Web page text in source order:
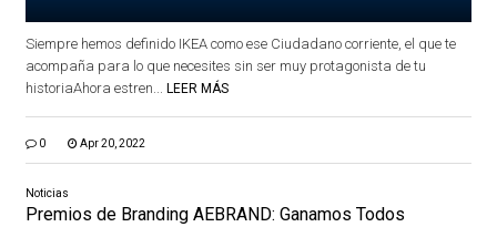
Siempre hemos definido IKEA como ese Ciudadano corriente, el que te
acompaña para lo que necesites sin ser muy protagonista de tu
historiaAhora estren... LEER MÁS
0 Apr 20, 2022
Noticias
Premios de Branding AEBRAND: Ganamos Todos